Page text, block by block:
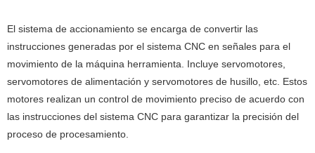
El ‌sistema de accionamiento‌ se encarga de convertir las
instrucciones generadas por el sistema CNC en señales para el
movimiento de la máquina herramienta. Incluye servomotores,
servomotores de alimentación y servomotores de husillo, etc. Estos
motores realizan un control de movimiento preciso de acuerdo con
las instrucciones del sistema CNC para garantizar la precisión del
proceso de procesamiento.